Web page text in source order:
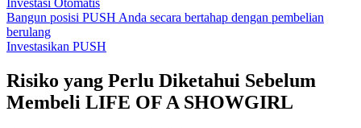
Bangun posisi PUSH Anda secara bertahap dengan pembelian
berulang
Investasikan PUSH
Risiko yang Perlu Diketahui Sebelum
Membeli LIFE OF A SHOWGIRL